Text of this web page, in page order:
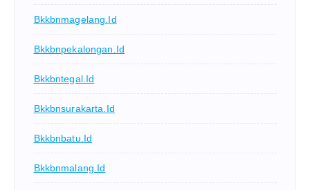
Bkkbnmagelang.id
Bkkbnpekalongan.id
Bkkbntegal.id
Bkkbnsurakarta.id
Bkkbnbatu.id
Bkkbnmalang.id